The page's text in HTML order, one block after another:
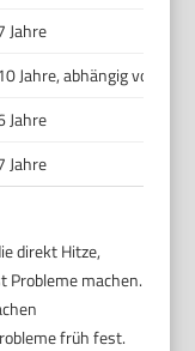
Jahre
Jahre, abhängig von
Jahre
Jahre
direkt Hitze,
Probleme machen.
früh fest.